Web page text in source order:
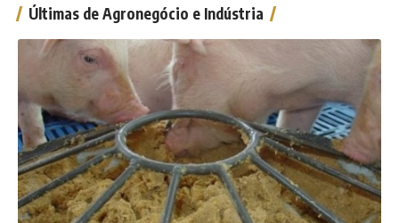
Últimas de Agronegócio e Indústria